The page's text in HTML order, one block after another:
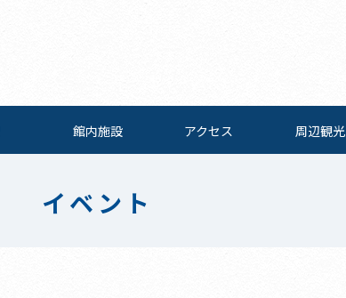
館内施設 アクセス 周辺観光
イベント